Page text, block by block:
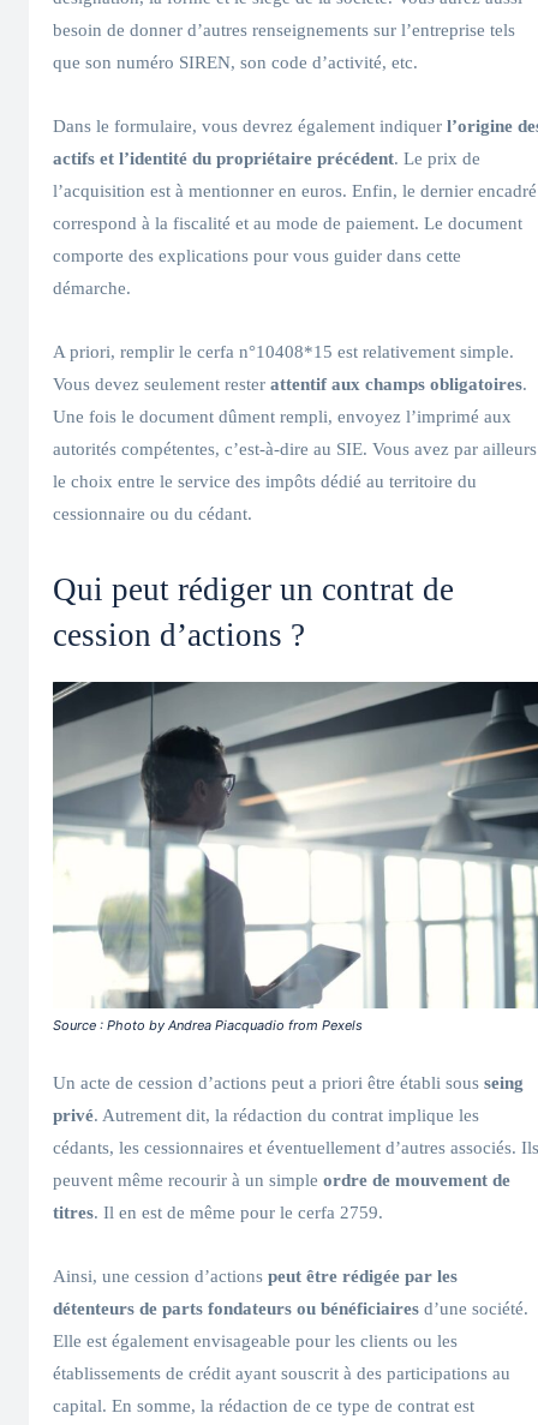
besoin de donner d’autres renseignements sur l’entreprise tels
que son numéro SIREN, son code d’activité, etc.
Dans le formulaire, vous devrez également indiquer l’origine
actifs et l’identité du propriétaire précédent. Le prix de
l’acquisition est à mentionner en euros. Enfin, le dernier encadré
correspond à la fiscalité et au mode de paiement. Le document
comporte des explications pour vous guider dans cette
démarche.
A priori, remplir le cerfa n°10408*15 est relativement simple.
Vous devez seulement rester attentif aux champs obligatoires.
Une fois le document dûment rempli, envoyez l’imprimé aux
autorités compétentes, c’est-à-dire au SIE. Vous avez par ailleurs
le choix entre le service des impôts dédié au territoire du
cessionnaire ou du cédant.
Qui peut rédiger un contrat de
cession d’actions ?
Source : Photo by Andrea Piacquadio from Pexels
Un acte de cession d’actions peut a priori être établi sous seing
privé. Autrement dit, la rédaction du contrat implique les
cédants, les cessionnaires et éventuellement d’autres associés. Ils
peuvent même recourir à un simple ordre de mouvement de
titres. Il en est de même pour le cerfa 2759.
Ainsi, une cession d’actions peut être rédigée par les
détenteurs de parts fondateurs ou bénéficiaires d’une société.
Elle est également envisageable pour les clients ou les
établissements de crédit ayant souscrit à des participations au
capital. En somme, la rédaction de ce type de contrat est